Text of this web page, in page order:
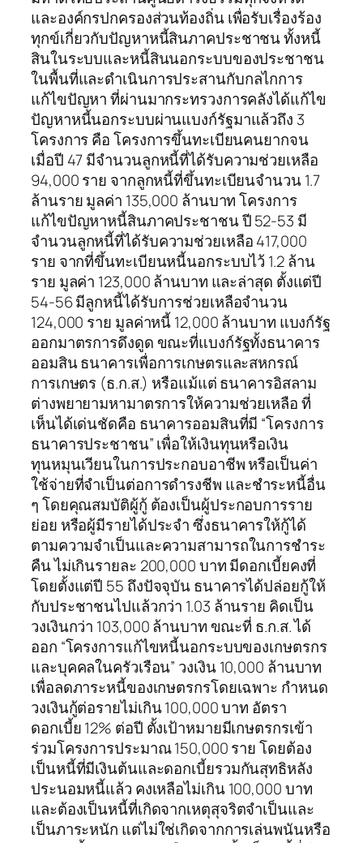
และองค์กรปกครองส่วนท้องถิ่น เพื่อรับเรื่องร้อง
ทุกข์เกี่ยวกับปัญหาหนี้สินภาคประชาชน ทั้งหนี้
สินในระบบและหนี้สินนอกระบบของประชาชน
ในพื้นที่และดำเนินการประสานกับกลไกการ
แก้ไขปัญหา ที่ผ่านมากระทรวงการคลังได้แก้ไข
ปัญหาหนี้นอกระบบผ่านแบงก์รัฐมาแล้วถึง 3
โครงการ คือ โครงการขึ้นทะเบียนคนยากจน
เมื่อปี 47 มีจำนวนลูกหนี้ที่ได้รับความช่วยเหลือ
94,000 ราย จากลูกหนี้ที่ขึ้นทะเบียนจำนวน 1.7
ล้านราย มูลค่า 135,000 ล้านบาท โครงการ
แก้ไขปัญหาหนี้สินภาคประชาชน ปี 52-53 มี
จำนวนลูกหนี้ที่ได้รับความช่วยเหลือ 417,000
ราย จากที่ขึ้นทะเบียนหนี้นอกระบบไว้ 1.2 ล้าน
ราย มูลค่า 123,000 ล้านบาท และล่าสุด ตั้งแต่ปี
54-56 มีลูกหนี้ได้รับการช่วยเหลือจำนวน
124,000 ราย มูลค่าหนี้ 12,000 ล้านบาท แบงก์รัฐ
ออกมาตรการดึงดูด ขณะที่แบงก์รัฐทั้งธนาคาร
ออมสิน ธนาคารเพื่อการเกษตรและสหกรณ์
การเกษตร (ธ.ก.ส.) หรือแม้แต่ ธนาคารอิสลาม
ต่างพยายามหามาตรการให้ความช่วยเหลือ ที่
เห็นได้เด่นชัดคือ ธนาคารออมสินที่มี “โครงการ
ธนาคารประชาชน” เพื่อให้เงินทุนหรือเงิน
ทุนหมุนเวียนในการประกอบอาชีพ หรือเป็นค่า
ใช้จ่ายที่จำเป็นต่อการดำรงชีพ และชำระหนี้อื่น
ๆ โดยคุณสมบัติผู้กู้ ต้องเป็นผู้ประกอบการราย
ย่อย หรือผู้มีรายได้ประจำ ซึ่งธนาคารให้กู้ได้
ตามความจำเป็นและความสามารถในการชำระ
คืน ไม่เกินรายละ 200,000 บาท มีดอกเบี้ยคงที่
โดยตั้งแต่ปี 55 ถึงปัจจุบัน ธนาคารได้ปล่อยกู้ให้
กับประชาชนไปแล้วกว่า 1.03 ล้านราย คิดเป็น
วงเงินกว่า 103,000 ล้านบาท ขณะที่ ธ.ก.ส. ได้
ออก “โครงการแก้ไขหนี้นอกระบบของเกษตรกร
และบุคคลในครัวเรือน” วงเงิน 10,000 ล้านบาท
เพื่อลดภาระหนี้ของเกษตรกรโดยเฉพาะ กำหนด
วงเงินกู้ต่อรายไม่เกิน 100,000 บาท อัตรา
ดอกเบี้ย 12% ต่อปี ตั้งเป้าหมายมีเกษตรกรเข้า
ร่วมโครงการประมาณ 150,000 ราย โดยต้อง
เป็นหนี้ที่มีเงินต้นและดอกเบี้ยรวมกันสุทธิหลัง
ประนอมหนี้แล้ว คงเหลือไม่เกิน 100,000 บาท
และต้องเป็นหนี้ที่เกิดจากเหตุสุจริตจำเป็นและ
เป็นภาระหนัก แต่ไม่ใช่เกิดจากการเล่นพนันหรือ